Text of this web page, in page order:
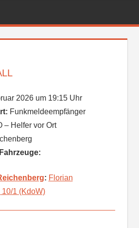
FEUERWEHR
2026 um 19:15 Uhr
Funkmeldeempfänger
– Helfer vor Ort
: Florian
1 (KdoW)